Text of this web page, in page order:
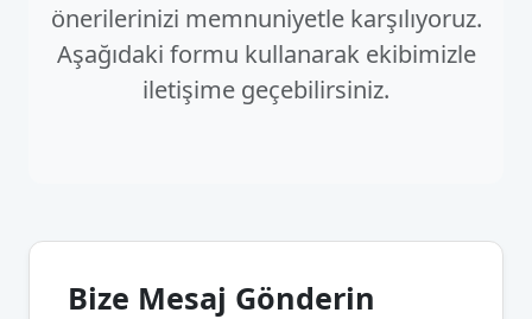
önerilerinizi memnuniyetle karşılıyoruz.
Aşağıdaki formu kullanarak ekibimizle
iletişime geçebilirsiniz.
Bize Mesaj Gönderin